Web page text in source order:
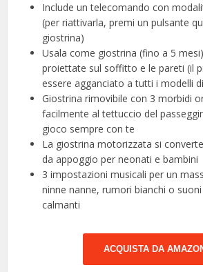
Include un telecomando con
(per riattivarla, premi un pulsante
giostrina)
Usala come giostrina (fino a 5
proiettate sul soffitto e le pareti (il
essere agganciato a tutti i modelli
Giostrina rimovibile con 3 morbidi
facilmente al tettuccio del
gioco sempre con te
La giostrina motorizzata si
da appoggio per neonati e bambini
3 impostazioni musicali per un
ninne nanne, rumori bianchi o
calmanti
ACQUISTA DA